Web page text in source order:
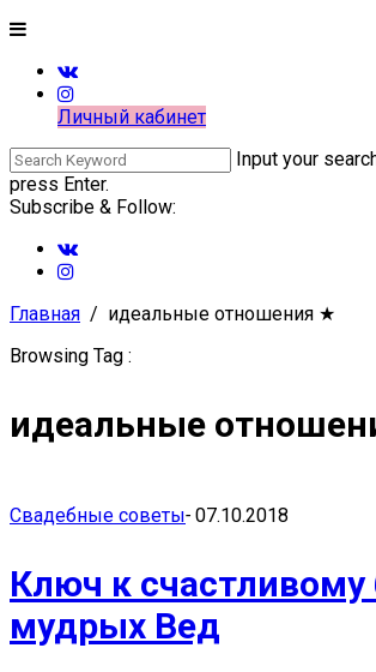
Личный кабинет
Input your
press Enter.
Subscribe & Follow:
Главная идеальные отношения ★
Browsing Tag :
идеальные
Свадебные советы- 07.10.2018
Ключ к счастливому
мудрых Вед